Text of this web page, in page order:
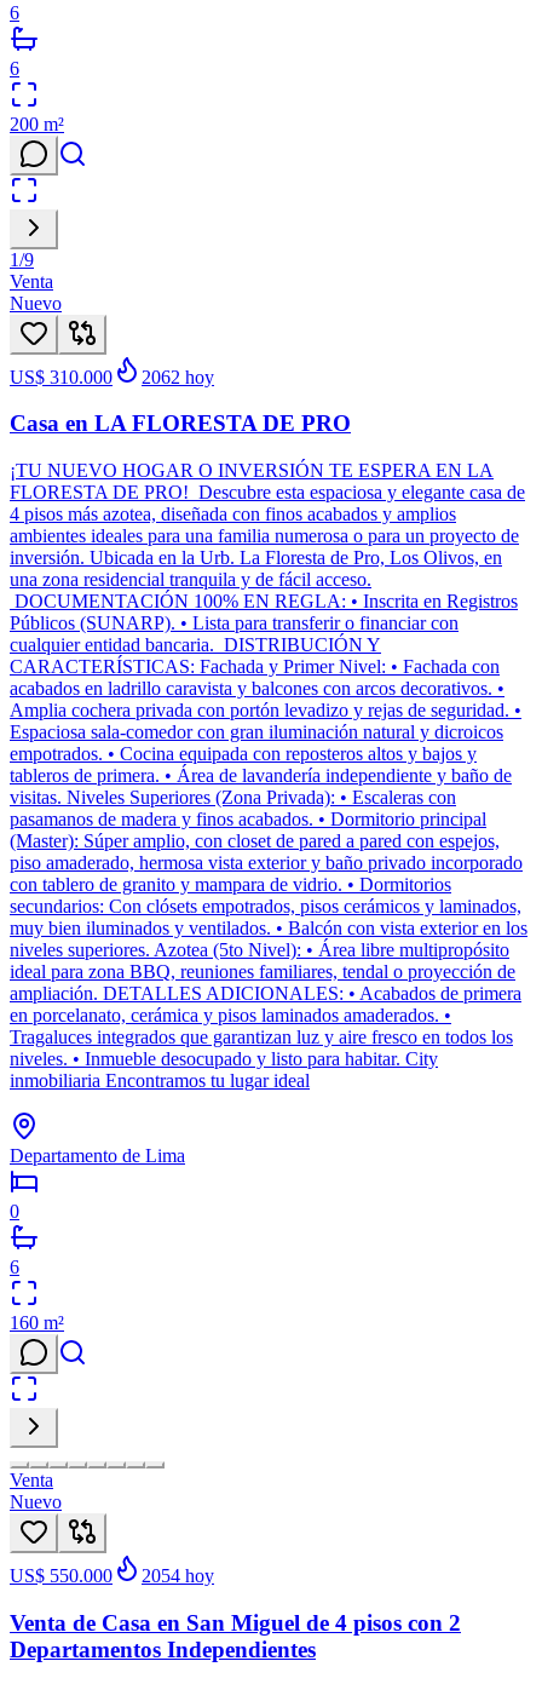
6
6
200 m²
1/9
Venta
Nuevo
US$ 310.000 2062 hoy
Casa en LA FLORESTA DE PRO
¡TU NUEVO HOGAR O INVERSIÓN TE ESPERA EN LA
FLORESTA DE PRO! Descubre esta espaciosa y elegante casa de
4 pisos más azotea, diseñada con finos acabados y amplios
ambientes ideales para una familia numerosa o para un proyecto de
inversión. Ubicada en la Urb. La Floresta de Pro, Los Olivos, en
una zona residencial tranquila y de fácil acceso.
DOCUMENTACIÓN 100% EN REGLA: • Inscrita en Registros
Públicos (SUNARP). • Lista para transferir o financiar con
cualquier entidad bancaria. DISTRIBUCIÓN Y
CARACTERÍSTICAS: Fachada y Primer Nivel: • Fachada con
acabados en ladrillo caravista y balcones con arcos decorativos. •
Amplia cochera privada con portón levadizo y rejas de seguridad. •
Espaciosa sala-comedor con gran iluminación natural y dicroicos
empotrados. • Cocina equipada con reposteros altos y bajos y
tableros de primera. • Área de lavandería independiente y baño de
visitas. Niveles Superiores (Zona Privada): • Escaleras con
pasamanos de madera y finos acabados. • Dormitorio principal
(Master): Súper amplio, con closet de pared a pared con espejos,
piso amaderado, hermosa vista exterior y baño privado incorporado
con tablero de granito y mampara de vidrio. • Dormitorios
secundarios: Con clósets empotrados, pisos cerámicos y laminados,
muy bien iluminados y ventilados. • Balcón con vista exterior en los
niveles superiores. Azotea (5to Nivel): • Área libre multipropósito
ideal para zona BBQ, reuniones familiares, tendal o proyección de
ampliación. DETALLES ADICIONALES: • Acabados de primera
en porcelanato, cerámica y pisos laminados amaderados. •
Tragaluces integrados que garantizan luz y aire fresco en todos los
niveles. • Inmueble desocupado y listo para habitar. City
inmobiliaria Encontramos tu lugar ideal
Departamento de Lima
0
6
160 m²
Venta
Nuevo
US$ 550.000 2054 hoy
Venta de Casa en San Miguel de 4 pisos con 2
Departamentos Independientes